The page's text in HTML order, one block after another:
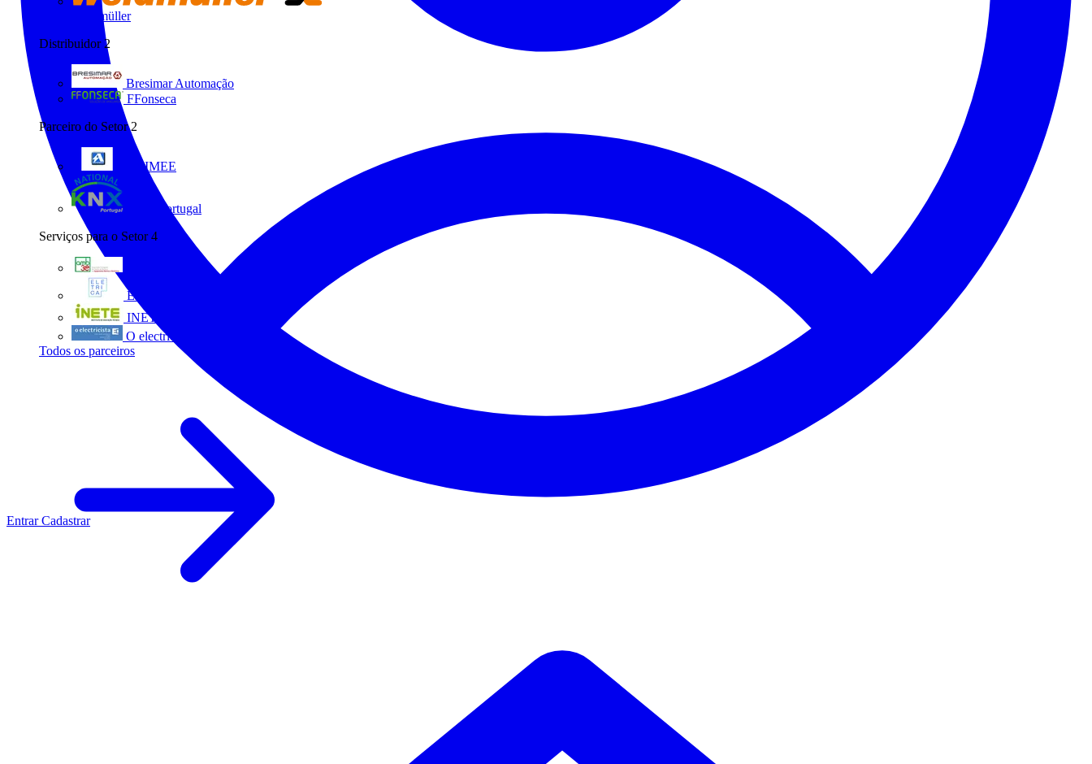
Weidmüller
Distribuidor 2
Bresimar Automação
FFonseca
Parceiro do Setor 2
ANIMEE
KNX Portugal
Serviços para o Setor 4
Eletrica
INETE
O electricista
Todos os parceiros
EntrarCadastrar